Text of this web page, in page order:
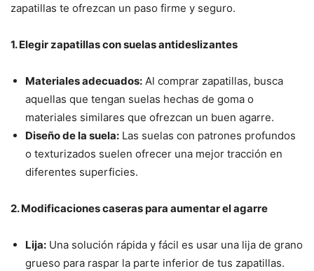
zapatillas te ofrezcan un paso firme y seguro.
1. Elegir zapatillas con suelas antideslizantes
Materiales adecuados: Al comprar zapatillas, busca
aquellas que tengan suelas hechas de goma o
materiales similares que ofrezcan un buen agarre.
Diseño de la suela: Las suelas con patrones profundos
o texturizados suelen ofrecer una mejor tracción en
diferentes superficies.
2. Modificaciones caseras para aumentar el agarre
Lija: Una solución rápida y fácil es usar una lija de grano
grueso para raspar la parte inferior de tus zapatillas.